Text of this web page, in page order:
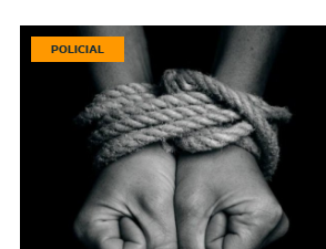
POLICIAL